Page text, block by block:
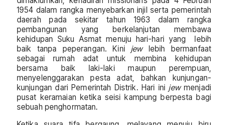
1954 dalam rangka menyebarkan injil serta pemerintah
daerah pada sekitar tahun 1963 dalam rangka
pembangunan yang berkelanjutan membawa
kehidupan Suku Asmat menuju hari-hari yang lebih
baik tanpa peperangan. Kini jewlebih bermanfaat
sebagai rumah adat untuk membina kehidupan
bersama baik laki-laki maupun perempuan,
menyelenggarakan pesta adat, bahkan kunjungan-
kunjungan dari Pemerintah Distrik. Hari ini jewmenjadi
pusat keramaian ketika seisi kampung berpesta bagi
sebuah penghormatan.